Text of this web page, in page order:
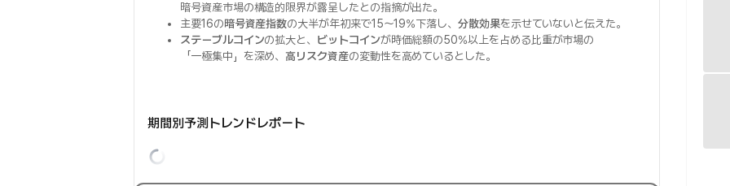
暗号資産市場の構造的限界が露呈したとの指摘が出た。
主要16の暗号資産指数の大半が年初来で15～19%下落し、 分散効果を示せていないと伝えた。
ステーブルコインの拡大と、 ビットコインが時価総額の50%以上を占める比重が市場の
「一極集中」を深め、 高リスク資産の変動性を高めているとした。
期間別予測トレンドレポート